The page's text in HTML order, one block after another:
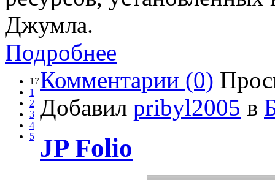
Джумла.
Подробнее
17
1
2
3
4
5
Комментарии (0)
Добавил pribyl2005 в
JP Folio